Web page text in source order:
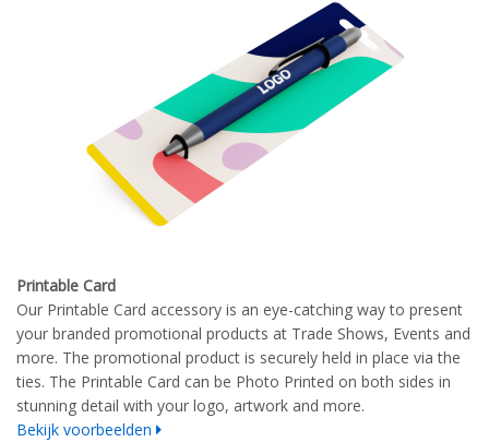
Printable Card
Our Printable Card accessory is an eye-catching way to present
your branded promotional products at Trade Shows, Events and
more. The promotional product is securely held in place via the
ties. The Printable Card can be Photo Printed on both sides in
stunning detail with your logo, artwork and more.
Bekijk voorbeelden